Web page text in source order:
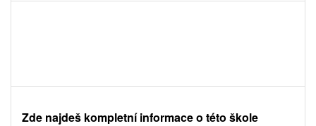
Zde najdeš kompletní informace o této škole